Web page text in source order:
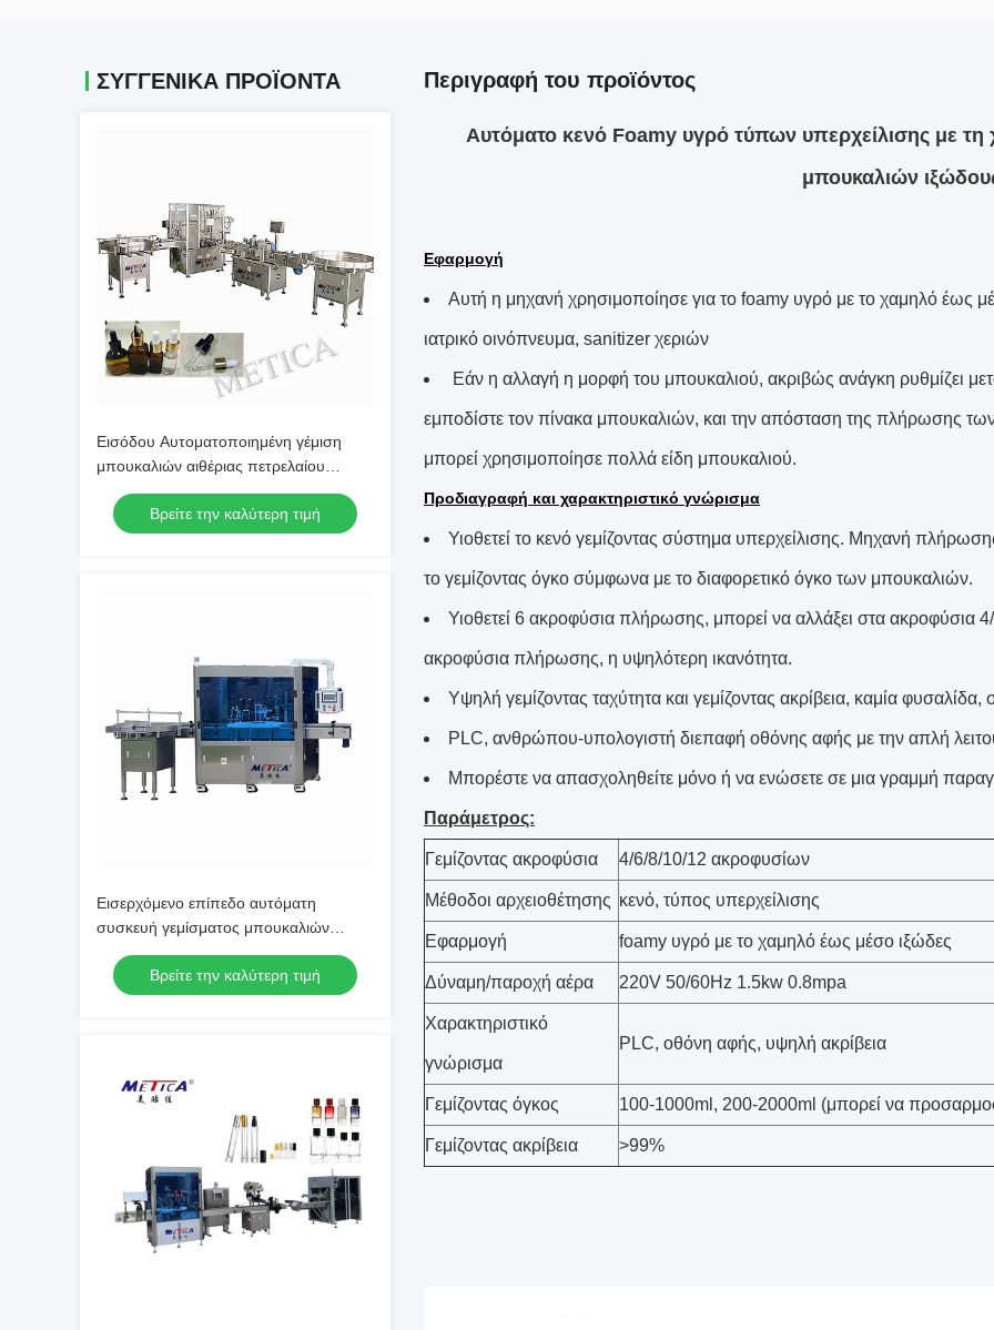
ΣΥΓΓΕΝΙΚΆ ΠΡΟΪΌΝΤΑ
Εισόδου Αυτοματοποιημένη γέμιση
μπουκαλιών αιθέριας πετρελαίου
Ετικέτες 1200-1800BPH
Βρείτε την καλύτερη τιμή
Εισερχόμενο επίπεδο αυτόματη
συσκευή γεμίσματος μπουκαλιών
αιθέριας ύλης 1200-1800BPH 2-
κεφαλής αντλία μετρητών Single Crimp
Βρείτε την καλύτερη τιμή
Περιγραφή του προϊόντος
Αυτόματο κενό Foamy υγρό τύπων υπερχείλισης με
μπουκαλιών
Εφαρμογή
Αυτή η μηχανή χρησιμοποίησε για το foamy υγρό με το χαμηλό έως
ιατρικό οινόπνευμα, sanitizer χεριών
Εάν η αλλαγή η μορφή του μπουκαλιού, ακριβώς ανάγκη ρυθμίζει
εμποδίστε τον πίνακα μπουκαλιών, και την απόσταση της πλήρωσης
μπορεί χρησιμοποίησε πολλά είδη μπουκαλιού.
Προδιαγραφή και χαρακτηριστικό γνώρισμα
Υιοθετεί το κενό γεμίζοντας σύστημα υπερχείλισης. Μηχανή
το γεμίζοντας όγκο σύμφωνα με το διαφορετικό όγκο των μπουκαλιών.
Υιοθετεί 6 ακροφύσια πλήρωσης, μπορεί να αλλάξει στα ακροφύσια
ακροφύσια πλήρωσης, η υψηλότερη ικανότητα.
Υψηλή γεμίζοντας ταχύτητα και γεμίζοντας ακρίβεια, καμία φυσαλίδα,
PLC, ανθρώπου-υπολογιστή διεπαφή οθόνης αφής με την απλή
Μπορέστε να απασχοληθείτε μόνο ή να ενώσετε σε μια γραμμή
Παράμετρος:
Γεμίζοντας ακροφύσια 4/6/8/10/12 ακροφυσίων
Μέθοδοι αρχειοθέτησης κενό, τύπος υπερχείλισης
Εφαρμογή foamy υγρό με το χαμηλό έως μέσο ιξώδες
Δύναμη/παροχή αέρα 220V 50/60Hz 1.5kw 0.8mpa
Χαρακτηριστικό
γνώρισμα
PLC, οθόνη αφής, υψηλή ακρίβεια
Γεμίζοντας όγκος 100-1000ml, 200-2000ml (μπορεί να
Γεμίζοντας ακρίβεια >99%